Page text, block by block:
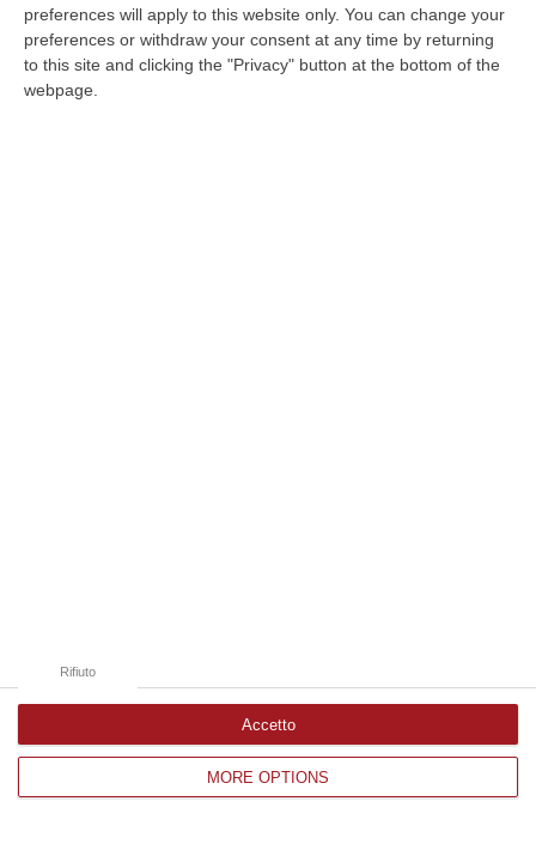
preferences will apply to this website only. You can change your
preferences or withdraw your consent at any time by returning
to this site and clicking the "Privacy" button at the bottom of the
webpage.
MORE OPTIONS
Rifiuto
Accetto
“REGGIO CALABRIA L’approdo di Vinitaly a Reggio Calabria rappresenta
un’occasione di grande rilievo per il territorio metropolitano e per l’…
08 Agosto, 11:04
Corriere delle Calabria è una testata giornalistica di News&Com S.r.l